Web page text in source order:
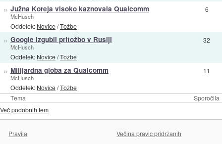
Tema Sporočila
» Južna Koreja visoko kaznovala Qualcomm
McHusch
Oddelek: Novice/Tožbe
6
» Google izgubil pritožbo v Rusiji
McHusch
Oddelek: Novice/Tožbe
32
» Milijardna globa za Qualcomm
McHusch
Oddelek: Novice/Tožbe
11
Več podobnih tem
Pravila Večina pravic pridržanih